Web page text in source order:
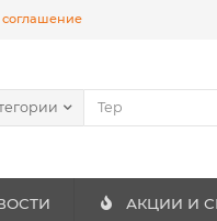
соглашение
АКЦИИ И